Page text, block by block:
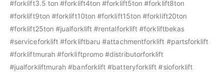
#forklift3.5 ton #forklift4ton #forklift5ton #forklift8ton
#forklift9ton #forklift10ton #forklift15ton #forklift20ton
#forklift25ton #jualforklift #rentalforklift #forkliftbekas
#serviceforklift #forkliftbaru #attachmentforklift #partsforklift
#forkliftmurah #forkliftpromo #distributorforklift
#jualforkliftmurah #banforklift #batteryforklift #sioforklift